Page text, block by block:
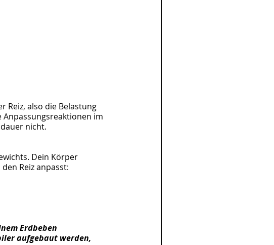
Reiz, also die Belastung
im
nicht.
Dein Körper
Reiz anpasst:
Erdbeben
aufgebaut werden,